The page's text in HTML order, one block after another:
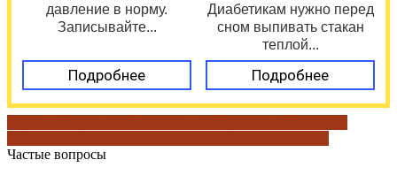
давление в норму.
Записывайте...
Подробнее
Диабетикам нужно перед
сном выпивать стакан
теплой...
Подробнее
Частые вопросы